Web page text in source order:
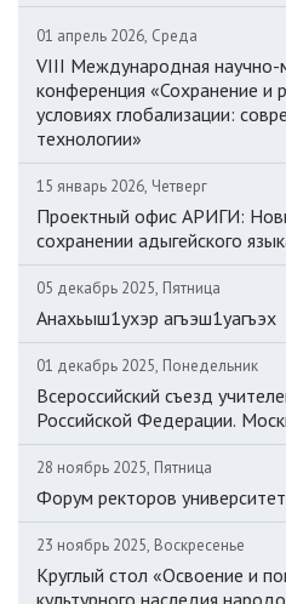
01 апрель 2026, Среда
VIII Международная научно-
конференция «Сохранение и
условиях глобализации:
технологии»
15 январь 2026, Четверг
Проектный офис АРИГИ:
сохранении адыгейского
05 декабрь 2025, Пятница
Анахьыш1ухэр агъэш1уагъэх
01 декабрь 2025, Понедельник
Всероссийский съезд
Российской Федерации.
28 ноябрь 2025, Пятница
Форум ректоров
23 ноябрь 2025, Воскресенье
Круглый стол «Освоение и
культурного наследия